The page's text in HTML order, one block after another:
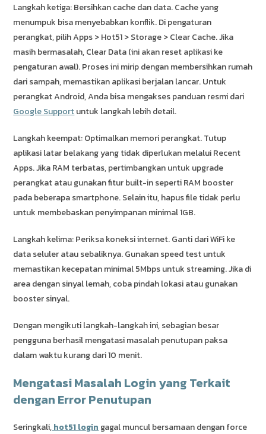
Langkah ketiga: Bersihkan cache dan data. Cache yang
menumpuk bisa menyebabkan konflik. Di pengaturan
perangkat, pilih Apps > Hot51 > Storage > Clear Cache. Jika
masih bermasalah, Clear Data (ini akan reset aplikasi ke
pengaturan awal). Proses ini mirip dengan membersihkan rumah
dari sampah, memastikan aplikasi berjalan lancar. Untuk
perangkat Android, Anda bisa mengakses panduan resmi dari
Google Supportuntuk langkah lebih detail.
Langkah keempat: Optimalkan memori perangkat. Tutup
aplikasi latar belakang yang tidak diperlukan melalui Recent
Apps. Jika RAM terbatas, pertimbangkan untuk upgrade
perangkat atau gunakan fitur built-in seperti RAM booster
pada beberapa smartphone. Selain itu, hapus file tidak perlu
untuk membebaskan penyimpanan minimal 1GB.
Langkah kelima: Periksa koneksi internet. Ganti dari WiFi ke
data seluler atau sebaliknya. Gunakan speed test untuk
memastikan kecepatan minimal 5Mbps untuk streaming. Jika di
area dengan sinyal lemah, coba pindah lokasi atau gunakan
booster sinyal.
Dengan mengikuti langkah-langkah ini, sebagian besar
pengguna berhasil mengatasi masalah penutupan paksa
dalam waktu kurang dari 10 menit.
Mengatasi Masalah Login yang Terkait
dengan Error Penutupan
Seringkali,hot51 login gagal muncul bersamaan dengan force